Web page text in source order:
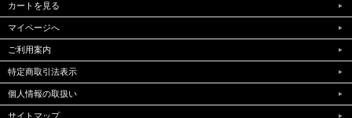
カートを見る
マイページへ
ご利用案内
特定商取引法表示
個人情報の取扱い
サイトマップ